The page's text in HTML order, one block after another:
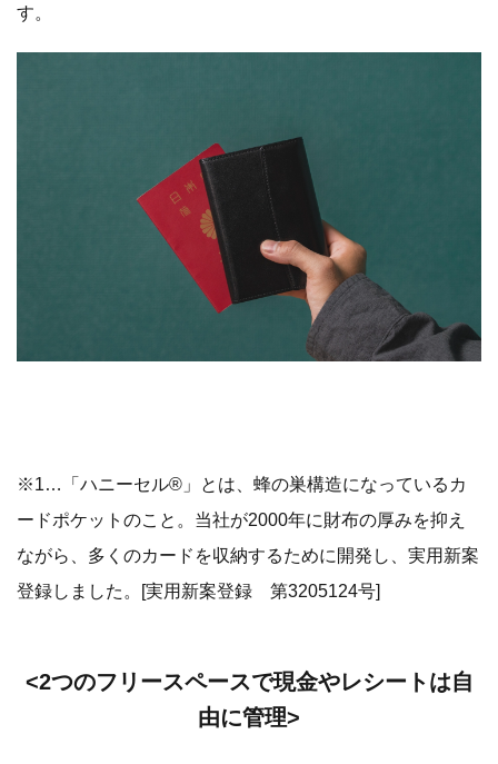
す。
※1…「ハニーセル®」とは、蜂の巣構造になっているカ
ードポケットのこと。当社が2000年に財布の厚みを抑え
ながら、多くのカードを収納するために開発し、実用新案
登録しました。[実用新案登録 第3205124号]
<2つのフリースペースで現金やレシートは自
由に管理>